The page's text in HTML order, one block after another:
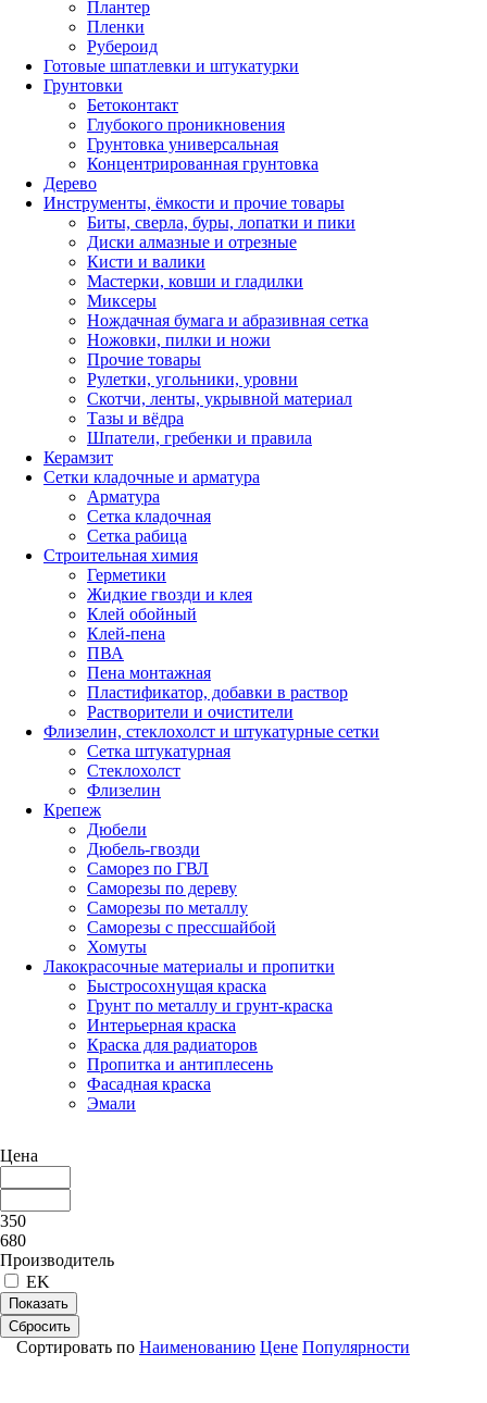
Плантер
Пленки
Рубероид
Готовые шпатлевки и штукатурки
Грунтовки
Бетоконтакт
Глубокого проникновения
Грунтовка универсальная
Концентрированная грунтовка
Дерево
Инструменты, ёмкости и прочие товары
Биты, сверла, буры, лопатки и пики
Диски алмазные и отрезные
Кисти и валики
Мастерки, ковши и гладилки
Миксеры
Нождачная бумага и абразивная сетка
Ножовки, пилки и ножи
Прочие товары
Рулетки, угольники, уровни
Скотчи, ленты, укрывной материал
Тазы и вёдра
Шпатели, гребенки и правила
Керамзит
Сетки кладочные и арматура
Арматура
Сетка кладочная
Сетка рабица
Строительная химия
Герметики
Жидкие гвозди и клея
Клей обойный
Клей-пена
ПВА
Пена монтажная
Пластификатор, добавки в раствор
Растворители и очистители
Флизелин, стеклохолст и штукатурные сетки
Сетка штукатурная
Стеклохолст
Флизелин
Крепеж
Дюбели
Дюбель-гвозди
Саморез по ГВЛ
Саморезы по дереву
Саморезы по металлу
Саморезы с прессшайбой
Хомуты
Лакокрасочные материалы и пропитки
Быстросохнущая краска
Грунт по металлу и грунт-краска
Интерьерная краска
Краска для радиаторов
Пропитка и антиплесень
Фасадная краска
Эмали
Цена
350
680
Производитель
EK
Показать
Сбросить
Сортировать по Наименованию Цене Популярности